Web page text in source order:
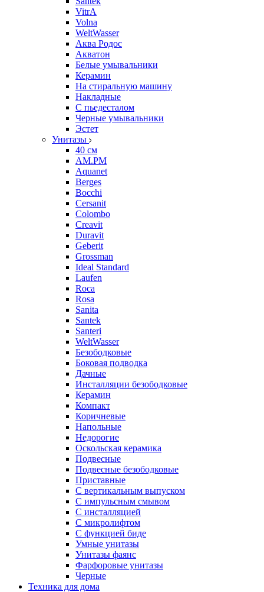
VitrA
Volna
WeltWasser
Аква Родос
Акватон
Белые умывальники
Керамин
На стиральную машину
Накладные
С пьедесталом
Черные умывальники
Эстет
Унитазы
40 см
AM.PM
Aquanet
Berges
Bocchi
Cersanit
Colombo
Creavit
Duravit
Geberit
Grossman
Ideal Standard
Laufen
Roca
Rosa
Sanita
Santek
Santeri
WeltWasser
Безободковые
Боковая подводка
Дачные
Инсталляции безободковые
Керамин
Компакт
Коричневые
Напольные
Недорогие
Оскольская керамика
Подвесные
Подвесные безободковые
Приставные
С вертикальным выпуском
С импульсным смывом
С инсталляцией
С микролифтом
С функцией биде
Умные унитазы
Унитазы фаянс
Фарфоровые унитазы
Черные
Техника для дома